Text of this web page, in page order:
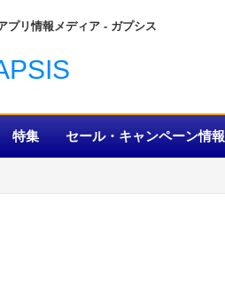
プリ情報メディア
特集 セール・キャンペーン情報